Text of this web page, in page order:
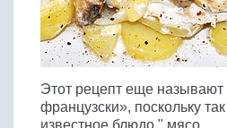
Этот рецепт еще называют
французски», поскольку
известное блюдо " мясо...